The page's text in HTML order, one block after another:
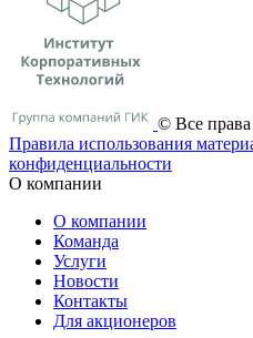
© Все
Правила использования
конфиденциальности
О компании
О компании
Команда
Услуги
Новости
Контакты
Для акционеров